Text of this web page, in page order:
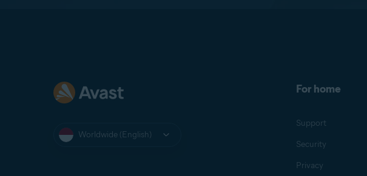
Worldwide (English)
For home
Support
Security
Privacy